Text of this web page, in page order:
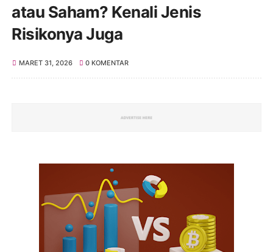
atau Saham? Kenali Jenis
Risikonya Juga
MARET 31, 2026 0 KOMENTAR